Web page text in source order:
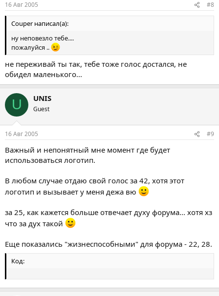
16 Авг 2005 #8
Couper написал(а):
ну неповезло тебе....
пожалуйся ..
не переживай ты так, тебе тоже голос достался, не
обидел маленького...
U UNIS
Guest
16 Авг 2005 #9
Важный и непонятный мне момент где будет
использоваться логотип.
В любом случае отдаю свой голос за 42, хотя этот
логотип и вызывает у меня дежа вю
за 25, как кажется больше отвечает духу форума... хотя хз
что за дух такой
Еще показались "жизнеспособными" для форума - 22, 28.
Код: